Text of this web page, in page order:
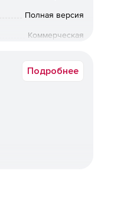
Полная версия
Коммерческая
Подробнее